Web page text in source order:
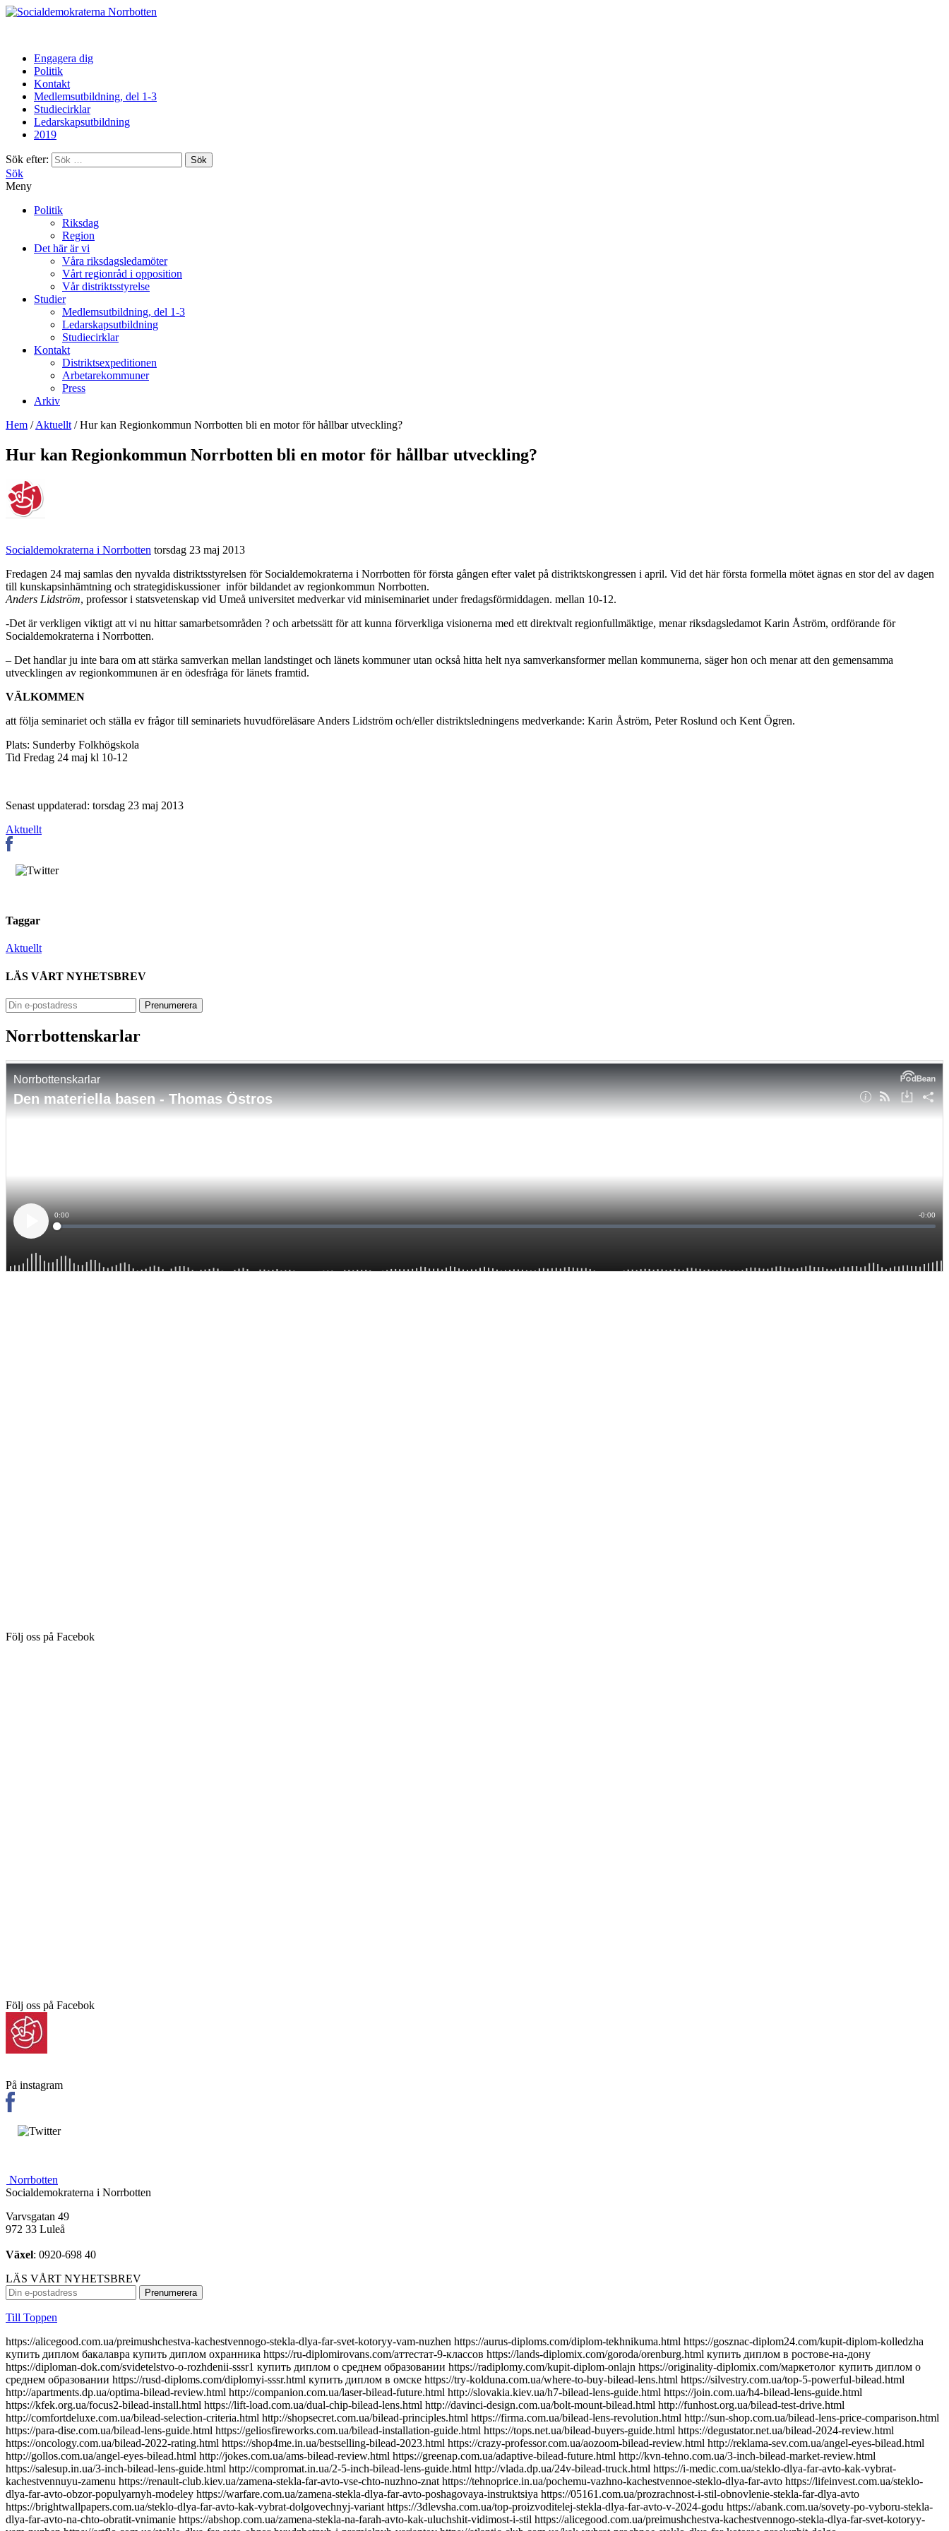
Norrbotten
Engagera dig
Politik
Kontakt
Medlemsutbildning, del 1-3
Studiecirklar
Ledarskapsutbildning
2019
Sök efter:
Sök
Meny
Politik
Riksdag
Region
Det här är vi
Våra riksdagsledamöter
Vårt regionråd i opposition
Vår distriktsstyrelse
Studier
Medlemsutbildning, del 1-3
Ledarskapsutbildning
Studiecirklar
Kontakt
Distriktsexpeditionen
Arbetarekommuner
Press
Arkiv
Hem /Aktuellt /Hur kan Regionkommun Norrbotten bli en motor för hållbar utveckling?
Hur kan Regionkommun Norrbotten bli en motor för hållbar utveckling?
Socialdemokraterna i Norrbotten torsdag 23 maj 2013
Fredagen 24 maj samlas den nyvalda distriktsstyrelsen för Socialdemokraterna i Norrbotten för första gången efter valet på distriktskongressen i april. Vid det här första formella mötet ägnas en stor del av dagen
till kunskapsinhämtning och strategidiskussioner inför bildandet av regionkommun Norrbotten.
Anders Lidström, professor i statsvetenskap vid Umeå universitet medverkar vid miniseminariet under fredagsförmiddagen. mellan 10-12.
-Det är verkligen viktigt att vi nu hittar samarbetsområden ? och arbetssätt för att kunna förverkliga visionerna med ett direktvalt regionfullmäktige, menar riksdagsledamot Karin Åström, ordförande för
Socialdemokraterna i Norrbotten.
– Det handlar ju inte bara om att stärka samverkan mellan landstinget och länets kommuner utan också hitta helt nya samverkansformer mellan kommunerna, säger hon och menar att den gemensamma
utvecklingen av regionkommunen är en ödesfråga för länets framtid.
VÄLKOMMEN
att följa seminariet och ställa ev frågor till seminariets huvudföreläsare Anders Lidström och/eller distriktsledningens medverkande: Karin Åström, Peter Roslund och Kent Ögren.
Plats: Sunderby Folkhögskola
Tid Fredag 24 maj kl 10-12
Senast uppdaterad: torsdag 23 maj 2013
Aktuellt
Taggar
Aktuellt
LÄS VÅRT NYHETSBREV
Norrbottenskarlar
Följ oss på Facebok
Följ oss på Facebok
På instagram
Norrbotten
Socialdemokraterna i Norrbotten
Varvsgatan 49
972 33 Luleå
Växel: 0920-698 40
LÄS VÅRT NYHETSBREV
Till Toppen
https://alicegood.com.ua/preimushchestva-kachestvennogo-stekla-dlya-far-svet-kotoryy-vam-nuzhen https://aurus-diploms.com/diplom-tekhnikuma.html https://gosznac-diplom24.com/kupit-diplom-kolledzha купить диплом бакалавра купить диплом охранника https://ru-diplomirovans.com/аттестат-9-классов https://lands-diplomix.com/goroda/orenburg.html купить диплом в ростове-на-дону https://diploman-dok.com/svidetelstvo-o-rozhdenii-sssr1 купить диплом о среднем образовании https://radiplomy.com/kupit-diplom-onlajn https://originality-diplomix.com/маркетолог купить диплом о среднем образовании https://rusd-diploms.com/diplomyi-sssr.html купить диплом в омске https://try-kolduna.com.ua/where-to-buy-bilead-lens.html https://silvestry.com.ua/top-5-powerful-bilead.html http://apartments.dp.ua/optima-bilead-review.html http://companion.com.ua/laser-bilead-future.html http://slovakia.kiev.ua/h7-bilead-lens-guide.html https://join.com.ua/h4-bilead-lens-guide.html https://kfek.org.ua/focus2-bilead-install.html https://lift-load.com.ua/dual-chip-bilead-lens.html http://davinci-design.com.ua/bolt-mount-bilead.html http://funhost.org.ua/bilead-test-drive.html http://comfortdeluxe.com.ua/bilead-selection-criteria.html http://shopsecret.com.ua/bilead-principles.html https://firma.com.ua/bilead-lens-revolution.html http://sun-shop.com.ua/bilead-lens-price-comparison.html https://para-dise.com.ua/bilead-lens-guide.html https://geliosfireworks.com.ua/bilead-installation-guide.html https://tops.net.ua/bilead-buyers-guide.html https://degustator.net.ua/bilead-2024-review.html https://oncology.com.ua/bilead-2022-rating.html https://shop4me.in.ua/bestselling-bilead-2023.html https://crazy-professor.com.ua/aozoom-bilead-review.html http://reklama-sev.com.ua/angel-eyes-bilead.html http://gollos.com.ua/angel-eyes-bilead.html http://jokes.com.ua/ams-bilead-review.html https://greenap.com.ua/adaptive-bilead-future.html http://kvn-tehno.com.ua/3-inch-bilead-market-review.html https://salesup.in.ua/3-inch-bilead-lens-guide.html http://compromat.in.ua/2-5-inch-bilead-lens-guide.html http://vlada.dp.ua/24v-bilead-truck.html https://i-medic.com.ua/steklo-dlya-far-avto-kak-vybrat-kachestvennuyu-zamenu https://renault-club.kiev.ua/zamena-stekla-far-avto-vse-chto-nuzhno-znat https://tehnoprice.in.ua/pochemu-vazhno-kachestvennoe-steklo-dlya-far-avto https://lifeinvest.com.ua/steklo-dlya-far-avto-obzor-populyarnyh-modeley https://warfare.com.ua/zamena-stekla-dlya-far-avto-poshagovaya-instruktsiya https://05161.com.ua/prozrachnost-i-stil-obnovlenie-stekla-far-dlya-avto https://brightwallpapers.com.ua/steklo-dlya-far-avto-kak-vybrat-dolgovechnyj-variant https://3dlevsha.com.ua/top-proizvoditelej-stekla-dlya-far-avto-v-2024-godu https://abank.com.ua/sovety-po-vyboru-stekla-dlya-far-avto-na-chto-obratit-vnimanie https://abshop.com.ua/zamena-stekla-na-farah-avto-kak-uluchshit-vidimost-i-stil https://alicegood.com.ua/preimushchestva-kachestvennogo-stekla-dlya-far-svet-kotoryy-vam-nuzhen https://artflo.com.ua/steklo-dlya-far-avto-obzor-byudzhetnyh-i-premialnyh-variantov https://atlantic-club.com.ua/kak-vybrat-prochnoe-steklo-dlya-far-kotoroe-prosluzhit-dolgo https://atelierdesdelices.com.ua/prozrachnost-i-dolgovechnost-zachem-menyat-steklo-far-avto http://510.com.ua/samostoyatelnaya-zamena-stekla-far-prakticheskie-sovety https://autostill.com.ua/steklo-dlya-far-avto-kak-zamena-uluchshit-osveshchenie-dorogi https://babyphotostar.com.ua/vyibiraem-steklo-dlya-far-rukovodstvo-po-stilyu-i-bezopasnosti https://bagit.com.ua/pochemu-stoit-investirovat-v-kachestvennoe-steklo-dlya https://bagstore.com.ua/problemy-so-steklom-far-kak-ikh-izbezhat-i-kogda-zamenit https://befirst.com.ua/sekrety-ukhoda-za-steklom-far-kak-prodlit-srok-sluzhby https://bike-drive.com.ua/steklo-dlya-far-obzor-novink-i-tendentsiy-2024 https://billiard-classic.com.ua/kakoe-steklo-dlya-far-luchshe-plyusy-i-minusy-razlichnykh-materialov https://ch-z.com.ua/steklo-dlya-far-kak-vybrat-po-tipu-avtomobilya-i-stilyu-vozdizheniya https://bestpeople.com.ua/chem-zamenit-povrezhdennoe-steklo-far-luchshie-alternativy https://daicond.com.ua/steklo-dlya-far-obsuzhdaem-vazhnost-dlya-bezopasnosti-na-doroge https://delavore.com.ua/bi-led-linzy-i-komponenty-provodnik-v-mir-yarkogo-i-chetogo-sveta https://brandwatches.com.ua/kak-bi-led-linzy-uluchshayut-vidimost-i-stil-avtomobilya https://dnmagazine.com.ua/komplekt-bi-led-linz-modernizatsiya-far https://blooms.com.ua/bi-led-linzy-komplektuyushie-vybor https://ameli-studio.com.ua/bi-led-linzy-i-komponenty-maksimum-sveta-pri-minimum-energozatrat https://euro-house.com.ua/kak-bi-led-linzy-vliyayut-na-bezopasnost-i-komfort-vodjeniya https://cpaday.com.ua/innovacii-v-osveshhenii-obzor-luchshih-bi-led-linz-i-komponentov https://cocoshop.com.ua/bi-led-linzy-kak-innovatsionnye-tekhnologii-menyayut-osveshchenie-avto https://cleanshop.com.ua/otkroyte-dlya-sebya-bi-led-linzy-luchshee-osveshchenie-dlya-vashego-avtomobilya https://dragee.com.ua/bi-led-linzy-revolyuciya-v-avtomobilnom-osveshchenii https://eximp.com.ua/komplekt-bi-led-linz-i-komponentov-dlya-idealnyh-far https://e-comex.com.ua/bi-led-linzy-dolgovechnost-i-mosh-sveta-v-komplekte https://elsig-opt.com.ua/budushchee-avtomobilnyh-far-pochemu-bi-led-linzy-novyi-standart https://emaidan.com.ua/bi-led-linzy-luchshiy-svet-dlya-avto https://esco-center.com.ua/stil-i-funkcionalnost-s-bi-led-linzami https://excl.com.ua/bi-led-linzy-svet-i-bezopasnost https://floristua.com.ua/bi-led-linzy-vybor-i-ustanovka https://forthouse.com.ua/umnoye-osveshcheniye-dlya-avto-bi-led-linzy https://footballfans.com.ua/5-prichin-dlya-upgrade-bi-led-linzy https://freeadverts.com.ua/bi-led-linzy-yarkost-i-stil http://istroy.com.ua/nochnye-poezdki-bi-led-linzy-vozmozhnosti https://jesus.com.ua/vsyo-o-bi-led-linzy-dlya-avto https://keslaser.com.ua/bi-led-linzy-dlya-idealnoy-vidimosti https://igrotech.com.ua/instruktsiya-po-vyboru-i-ustanovke-bi-led-linz https://incidents.com.ua/bi-led-linzy-dlya-professionalov-i-novichkov-rekomendatsii-po-ustanovke https://kolesiko.com.ua/linzy-dlya-far-avto-kak-vybrat-idealnye-dlya-vashego-avtomobilya https://infobus.com.ua/kak-linzy-dlya-far-izmenyayut-osveshchennost-i-stil-vashego-avto https://imperialgroup.com.ua/pochemu-stoit-ustanovit-linzy-v-fary-avto-osnovnye-preimushchestva https://leasing.com.ua/linzy-dlya-far-avto-kak-vybrat-luchshie-komponenty-dlya-optimalnogo-sveta https://igruli.com.ua/linzy-dlya-far-avto-chto-vazhno-uchityvat-pri-ustanovke-i-vybore https://mamaorganica.com.ua/linzy-dlya-far-kak-uluchshit-svet-i-stil-avtomobilya https://jiraf.com.ua/moshhnoe-tochnoe-osveshhenie-preimushhestva-linz-dlya-avto-far https://itware.com.ua/chto-dayut-linzy-dlya-far-sekrety-osveshheniya https://jn.com.ua/linzy-dlya-far-sovremennye-resheniya-dlya-vidimosti https://ibnews.com.ua/germetik-dlya-stekla-far-avto https://keepstyle.com.ua/kak-pravilno-ispolzovat-germetik-dlya-far-avto https://menfashion.com.ua/germetik-dlya-stekla-far https://kominmet.com.ua/germetik-dlya-far-avto-vodonepronitsaemost https://mir-akb.com.ua/kak-germetik-dlya-far-vliyaet-na-zashitu-i-vneshniy-vid https://mitsubishi-nikol-motors.com.ua/germetik-dlya-stekla-far-uluchshenie-germetichnosti-i-osveshcheniya https://massovka.com.ua/germetik-dlya-far-zashchita-ot-vlagi-pyli-kondensata https://newstoday.com.ua/kak-vybrat-germetik-dlya-stekla-far https://maximumvisa.com.ua/germetik-dlya-stekla-far-idealnaya-germetizatsiya https://ostercenter.com.ua/luchshie-germetiki-dlya-far-avto https://pnevmo-strelok.com.ua/germetik-dlya-far-zachem-i-kak-ispolzovat https://myelectro.com.ua/kak-germetik-zashchishchaet-fary https://logotypes.com.ua/germetizaciya-stekla-far https://naduvnie-lodki.com.ua/sekret-idealnyh-far-germetik https://nagrevayka.com.ua/top-5-germetikov-dlya-far http://repetitory.com.ua/germetik-dlya-stekla-far-poshagovyj-gid https://optimapharm.com.ua/germetik-dlya-stekla-far https://s-boutique.com.ua/zashchita-far-ot-vlagi-rol-germetika https://rockradio.com.ua/kak-germetik-pomogaet-sokhranit-fary-kak-novye https://pravoslavnews.com.ua/germetik-dlya-far-nadezhnoe-reshenie-dlya-predotvrashcheniya-kondensata https://salonsharm.com.ua/idealnyj-germetik-dlya-stekla-far-kak-vybrat-i-pravilno-nanesti http://salle.com.ua/pochemu-germetik-dlya-far-avto-vazhnee-chem-kazhetsya http://reklamist.com.ua/germetik-dlya-stekla-far-obazatelnyj-element-dlya-remonta http://runflor.com.ua/kak-vosstanovit-germetichnost-far-sovety-po-vyboru-germetika https://side-by-side.com.ua/remont-stekla-far-kak-germetik-pomogaet-sokhranit-svetopropuskaniye https://smartbuildforum.com.ua/germetik-dlya-avtofar-resheniye-dlya-osveshcheniya-i-zashchity https://tastaliski.com.ua/germetik-dlya-stekla-far-zashchita-ot-pogodnyh-usloviy https://sevinfo.com.ua/kak-germetik-prodlevaet-srok-sluzhby-far https://summer-kino.com.ua/germetik-dlya-avtofar-problemy-s-germetizaciej https://startupline.com.ua/vybor-germetika-dlya-far https://unasoft.com.ua/germetik-dlya-stekla-far-vlaga-i-korrozia https://svitozar.com.ua/germetik-dlya-stekla-far-vlaga-i-korrozia https://talktome.com.ua/zhidkost-dlya-polirovki-far-avto https://smotri.com.ua/kak-vybrat-luchshuyu-zhidkost-dlya-polirovki-far https://tyres.com.ua/zhidkost-dlya-polirovki-far-ustranenie-carapin https://tayger.com.ua/nabor-dlya-polirovki-far-vse-chto-nuzhno https://tm-marmelad.com.ua/nabor-dlya-polirovki-far-luchshie-komplekty https://synergize.com.ua/polirovka-far-svoimi-rukami-nabory https://trademart.com.ua/nabor-dlya-polirovki-far-kak-obnovit-fary-avto http://vabank.com.ua/steklo-dlya-far-ka